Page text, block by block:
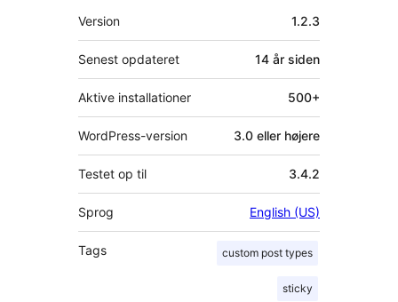
Meta
Version 1.2.3
Senest opdateret 14 år siden
Aktive installationer 500+
WordPress-version 3.0 eller højere
Testet op til 3.4.2
Sprog English (US)
Tags custom post types
sticky